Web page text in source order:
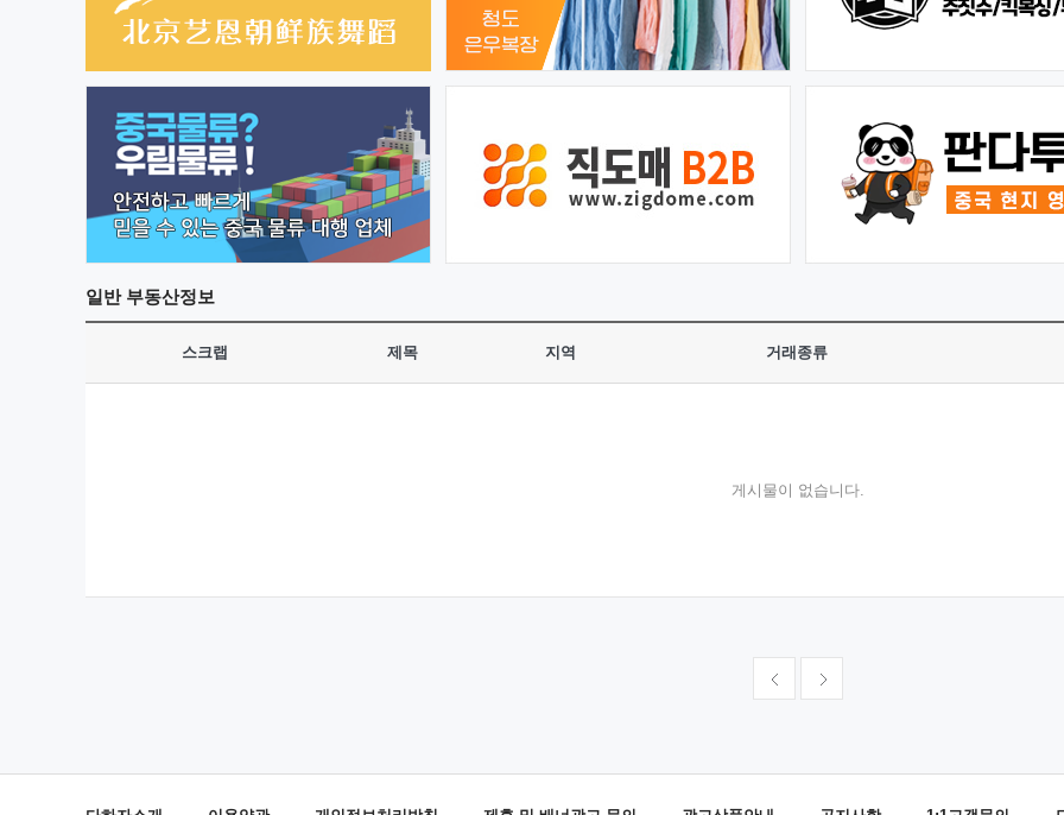
일반부동산정보
스크랩 제목 지역 거래종류
게시물이 없습니다.